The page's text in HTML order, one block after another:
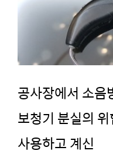
공사장에서 소음
보청기 분실의
사용하고 계신